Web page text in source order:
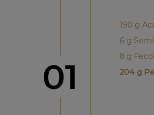
Step
01
190 g
6 g
8 g
204 g